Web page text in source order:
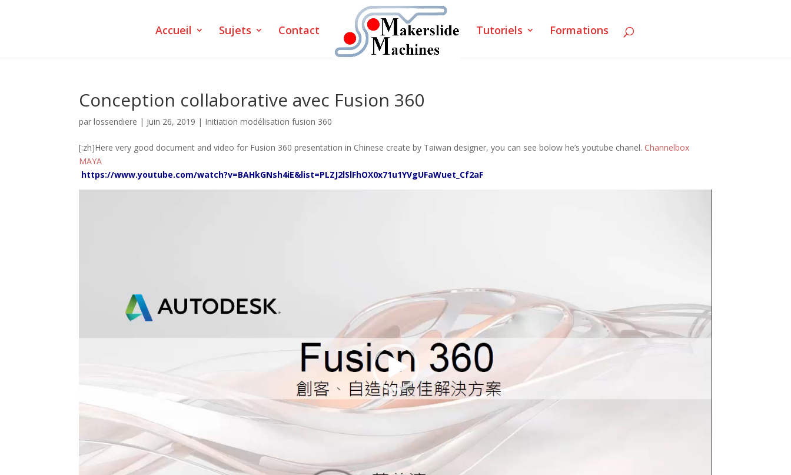
Accueil Sujets Contact Tutoriels Formations
Conception collaborative avec Fusion 360
parlossendiere | Juin 26, 2019 | Initiation modélisation fusion 360
[:zh]Here very good document and video for Fusion 360 presentation in Chinese create by Taiwan designer, you can see bolow he’s youtube chanel. Channelbox
MAYA
https://www.youtube.com/watch?v=BAHkGNsh4iE&list=PLZJ2lSlFhOX0x71u1YVgUFaWuet_Cf2aF